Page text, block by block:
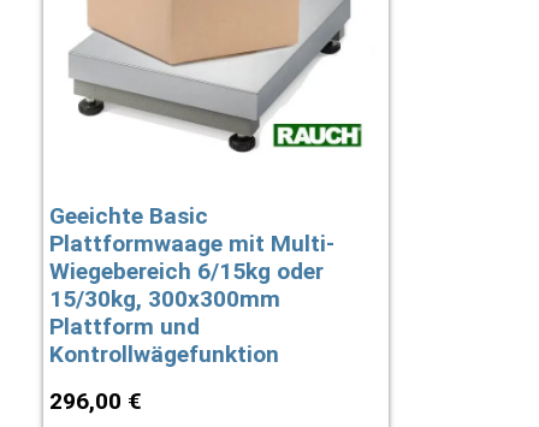
Geeichte Basic
Plattformwaage mit Multi-
Wiegebereich 6/15kg oder
15/30kg, 300x300mm
Plattform und
Kontrollwägefunktion
296,00 €